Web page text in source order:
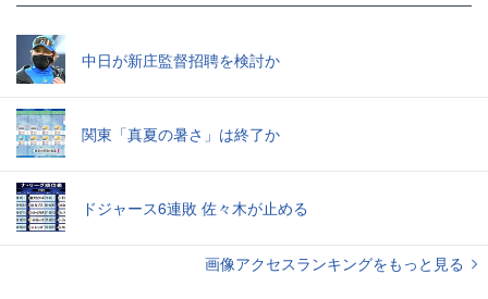
中日が新庄監督招聘を検討か
関東「真夏の暑さ」は終了か
ドジャース6連敗 佐々木が止める
画像アクセスランキングをもっと見る